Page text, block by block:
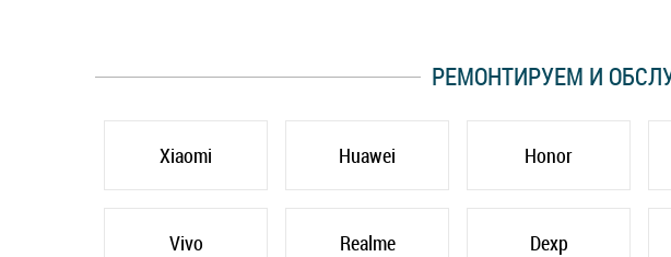
РЕМОНТИРУЕМ И
Xiaomi Huawei Honor
Vivo Realme Dexp